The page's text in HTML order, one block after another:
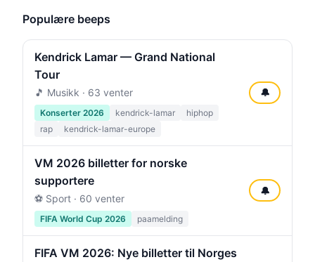
Populære beeps
Kendrick Lamar — Grand National
Tour
🎵 Musikk · 63 venter
Konserter 2026 kendrick-lamar
hiphop
rap
kendrick-lamar-europe
🔔
VM 2026 billetter for norske
supportere
⚽ Sport · 60 venter
FIFA World Cup 2026 paamelding
🔔
FIFA VM 2026: Nye billetter til Norges